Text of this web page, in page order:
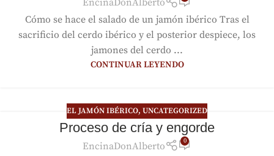
EncinaDonAlberto
Cómo se hace el salado de un jamón ibérico Tras el
sacrificio del cerdo ibérico y el posterior despiece, los
jamones del cerdo ...
CONTINUAR LEYENDO
EL JAMÓN IBÉRICO, UNCATEGORIZED
Proceso de cría y engorde
EncinaDonAlberto 0